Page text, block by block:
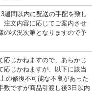
週間以内に配送の手配を致し
注文内容に応じてご案内させ
状況次第となりますので予
応じかねますので、あらかじ
応じかねますが、以下に該当
の修復不可能な不良があった
数ですが商品引渡し後3日以内